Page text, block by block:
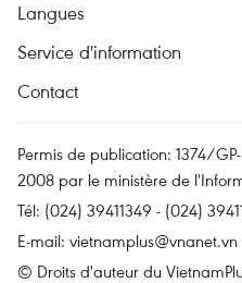
Langues
Service d'information
Contact
Permis de publication: 1374/
2008 par le ministère de
Tél: (024) 39411349 - (024)
E-mail: vietnamplus@vnanet.vn
© Droits d'auteur du